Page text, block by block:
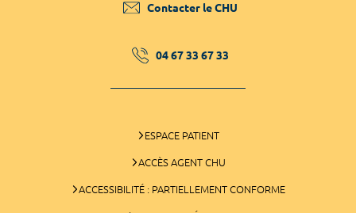
Contacter le CHU
04 67 33 67 33
ESPACE PATIENT
ACCÈS AGENT CHU
ACCESSIBILITÉ : PARTIELLEMENT CONFORME